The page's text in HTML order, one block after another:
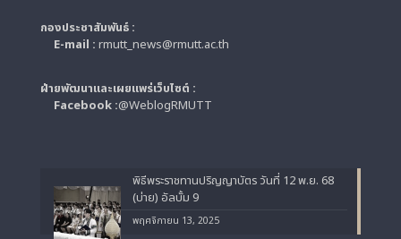
กองประชาสัมพันธ์ :
E-mail : rmutt_news@rmutt.ac.th
ฝ่ายพัฒนาและเผยแพร่เว็บไซต์ :
Facebook :@WeblogRMUTT
พิธีพระราชทานปริญญาบัตร วันที่ 12 พ.ย. 68
(บ่าย) อัลบั้ม 9
พฤศจิกายน 13, 2025